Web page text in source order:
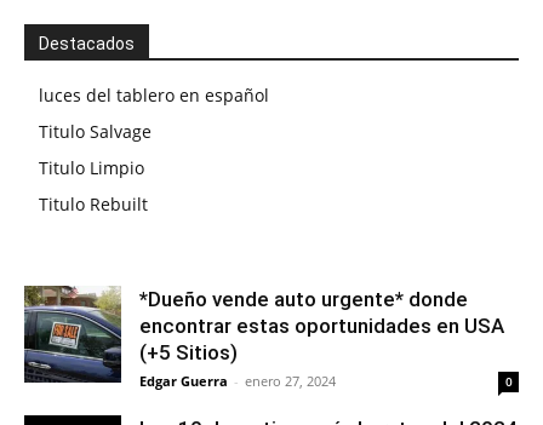
Destacados
luces del tablero en español
Titulo Salvage
Titulo Limpio
Titulo Rebuilt
*Dueño vende auto urgente* donde
encontrar estas oportunidades en USA
(+5 Sitios)
Edgar Guerra - enero 27, 2024 0